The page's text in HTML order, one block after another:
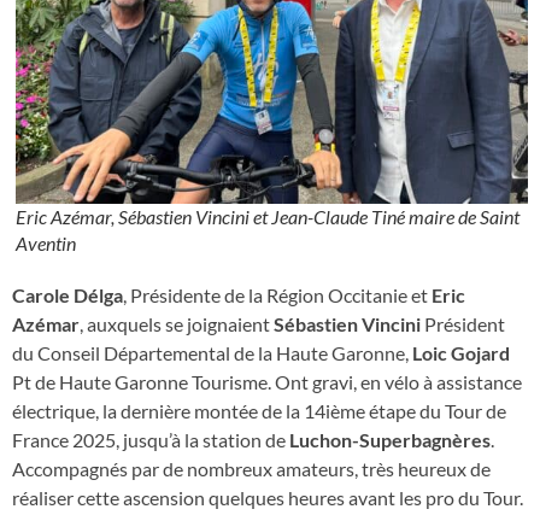
Eric Azémar, Sébastien Vincini et Jean-Claude Tiné maire de Saint
Aventin
Carole Délga , Présidente de la Région Occitanie et Eric
Azémar , auxquels se joignaientSébastien Vincini Président
du Conseil Départemental de la Haute Garonne, Loic Gojard
Pt de Haute Garonne Tourisme. Ont gravi, en vélo à assistance
électrique, la dernière montée de la 14ième étape du Tour de
France 2025, jusqu’à la station de Luchon-Superbagnères
Accompagnés par de nombreux amateurs, très heureux de
réaliser cette ascension quelques heures avant les pro du Tour.